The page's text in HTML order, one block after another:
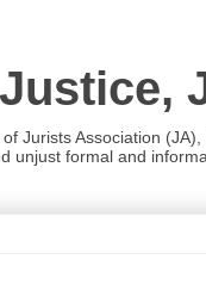
Jurists Association
formal and